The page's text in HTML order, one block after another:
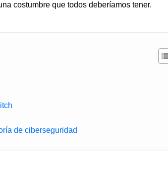
costumbre que todos deberíamos tener.
de ciberseguridad